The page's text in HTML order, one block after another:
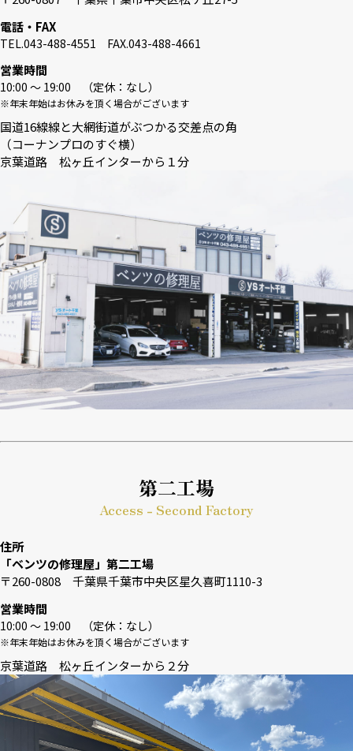
電話・FAX
TEL.043-488-4551 FAX.043-488-4661
営業時間
10:00 〜 19:00 （定休：なし）
※年末年始はお休みを頂く場合がございます
国道16線線と大網街道がぶつかる交差点の角
（コーナンプロのすぐ横）
京葉道路 松ヶ丘インターから１分
第二工場
Access - Second Factory
住所
「ベンツの修理屋」第二工場
〒260-0808 千葉県千葉市中央区星久喜町1110-3
営業時間
10:00 〜 19:00 （定休：なし）
※年末年始はお休みを頂く場合がございます
京葉道路 松ヶ丘インターから２分